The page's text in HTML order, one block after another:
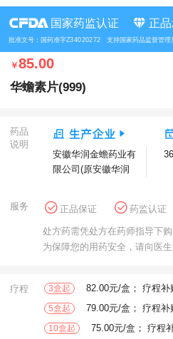
国家药监认证 正
批准文号：国药准字Z34020272 支持国家药品监督管理
￥85.00
华蟾素片(999)
药品
说明
安徽华润金蟾药业有
限公司(原安徽华润
服务 正品保证 药监认证
花呗分期
方舟健客
处方药需凭处方在药师指导下
为保障您的用药安全，请向医
疗程 3盒起 82.00元/盒； 疗程补
5盒起 79.00元/盒； 疗程补
10盒起 75.00元/盒； 疗程